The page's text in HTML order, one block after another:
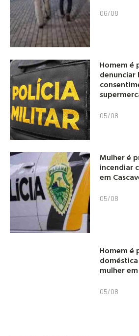
06/08
Homem é
denunciar
05/08
Mulher é
incendiar
em
05/08
Homem é
mulher
05/08